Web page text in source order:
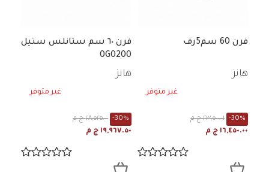
فرن 60 سم5رف
هانز
غير متوفر
٢٣,٥٠٠.٠١ ج م -30%
١٦,٤٥٠.٠٠ ج م
فرن ٦٠ سم ستانلس ستيل
0G0200
هانز
غير متوفر
٢٨,٥٢٥.٠٠ ج م -30%
١٩,٩٦٧.٥٠ ج م